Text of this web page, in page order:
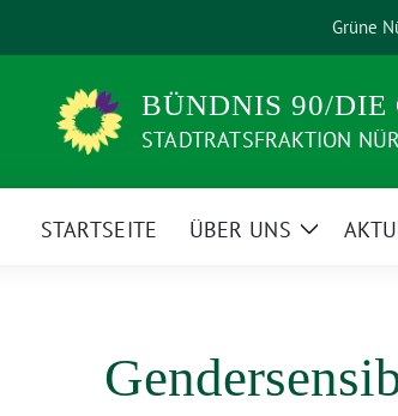
Grüne
BÜNDNIS 90/DIE
STADTRATSFRAKTION
STARTSEITE ÜBER UNS
Zeige